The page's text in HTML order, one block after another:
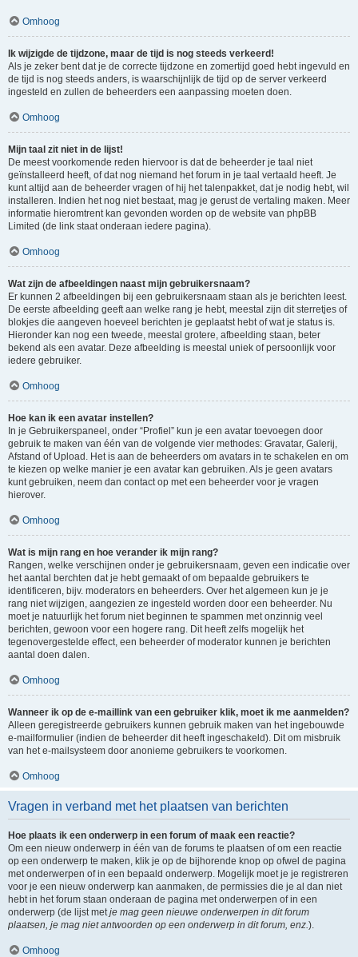
Omhoog
Ik wijzigde de tijdzone, maar de tijd is nog steeds verkeerd!
Als je zeker bent dat je de correcte tijdzone en zomertijd goed hebt ingevuld en
de tijd is nog steeds anders, is waarschijnlijk de tijd op de server verkeerd
ingesteld en zullen de beheerders een aanpassing moeten doen.
Omhoog
Mijn taal zit niet in de lijst!
De meest voorkomende reden hiervoor is dat de beheerder je taal niet
geïnstalleerd heeft, of dat nog niemand het forum in je taal vertaald heeft. Je
kunt altijd aan de beheerder vragen of hij het talenpakket, dat je nodig hebt, wil
installeren. Indien het nog niet bestaat, mag je gerust de vertaling maken. Meer
informatie hieromtrent kan gevonden worden op de website van phpBB
Limited (de link staat onderaan iedere pagina).
Omhoog
Wat zijn de afbeeldingen naast mijn gebruikersnaam?
Er kunnen 2 afbeeldingen bij een gebruikersnaam staan als je berichten leest.
De eerste afbeelding geeft aan welke rang je hebt, meestal zijn dit sterretjes of
blokjes die aangeven hoeveel berichten je geplaatst hebt of wat je status is.
Hieronder kan nog een tweede, meestal grotere, afbeelding staan, beter
bekend als een avatar. Deze afbeelding is meestal uniek of persoonlijk voor
iedere gebruiker.
Omhoog
Hoe kan ik een avatar instellen?
In je Gebruikerspaneel, onder “Profiel” kun je een avatar toevoegen door
gebruik te maken van één van de volgende vier methodes: Gravatar, Galerij,
Afstand of Upload. Het is aan de beheerders om avatars in te schakelen en om
te kiezen op welke manier je een avatar kan gebruiken. Als je geen avatars
kunt gebruiken, neem dan contact op met een beheerder voor je vragen
hierover.
Omhoog
Wat is mijn rang en hoe verander ik mijn rang?
Rangen, welke verschijnen onder je gebruikersnaam, geven een indicatie over
het aantal berchten dat je hebt gemaakt of om bepaalde gebruikers te
identificeren, bijv. moderators en beheerders. Over het algemeen kun je je
rang niet wijzigen, aangezien ze ingesteld worden door een beheerder. Nu
moet je natuurlijk het forum niet beginnen te spammen met onzinnig veel
berichten, gewoon voor een hogere rang. Dit heeft zelfs mogelijk het
tegenovergestelde effect, een beheerder of moderator kunnen je berichten
aantal doen dalen.
Omhoog
Wanneer ik op de e-maillink van een gebruiker klik, moet ik me aanmelden?
Alleen geregistreerde gebruikers kunnen gebruik maken van het ingebouwde
e-mailformulier (indien de beheerder dit heeft ingeschakeld). Dit om misbruik
van het e-mailsysteem door anonieme gebruikers te voorkomen.
Omhoog
Vragen in verband met het plaatsen van berichten
Hoe plaats ik een onderwerp in een forum of maak een reactie?
Om een nieuw onderwerp in één van de forums te plaatsen of om een reactie
op een onderwerp te maken, klik je op de bijhorende knop op ofwel de pagina
met onderwerpen of in een bepaald onderwerp. Mogelijk moet je je registreren
voor je een nieuw onderwerp kan aanmaken, de permissies die je al dan niet
hebt in het forum staan onderaan de pagina met onderwerpen of in een
onderwerp (de lijst met je mag geen nieuwe onderwerpen in dit forum
plaatsen, je mag niet antwoorden op een onderwerp in dit forum, enz. ).
Omhoog